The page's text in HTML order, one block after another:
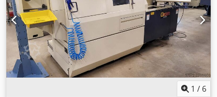
1 / 6